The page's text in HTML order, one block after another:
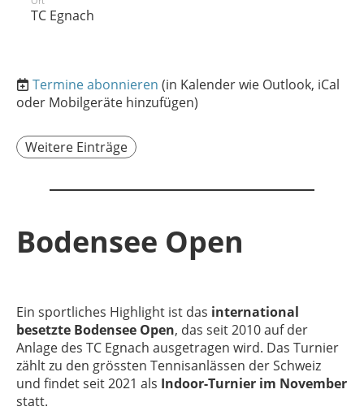
TC Egnach
Termine abonnieren (in Kalender wie Outlook, iCal
oder Mobilgeräte hinzufügen)
Weitere Einträge
Bodensee Open
Ein sportliches Highlight ist das international
besetzte Bodensee Open, das seit 2010 auf der
Anlage des TC Egnach ausgetragen wird. Das Turnier
zählt zu den grössten Tennisanlässen der Schweiz
und findet seit 2021 als Indoor-Turnier im November
statt.